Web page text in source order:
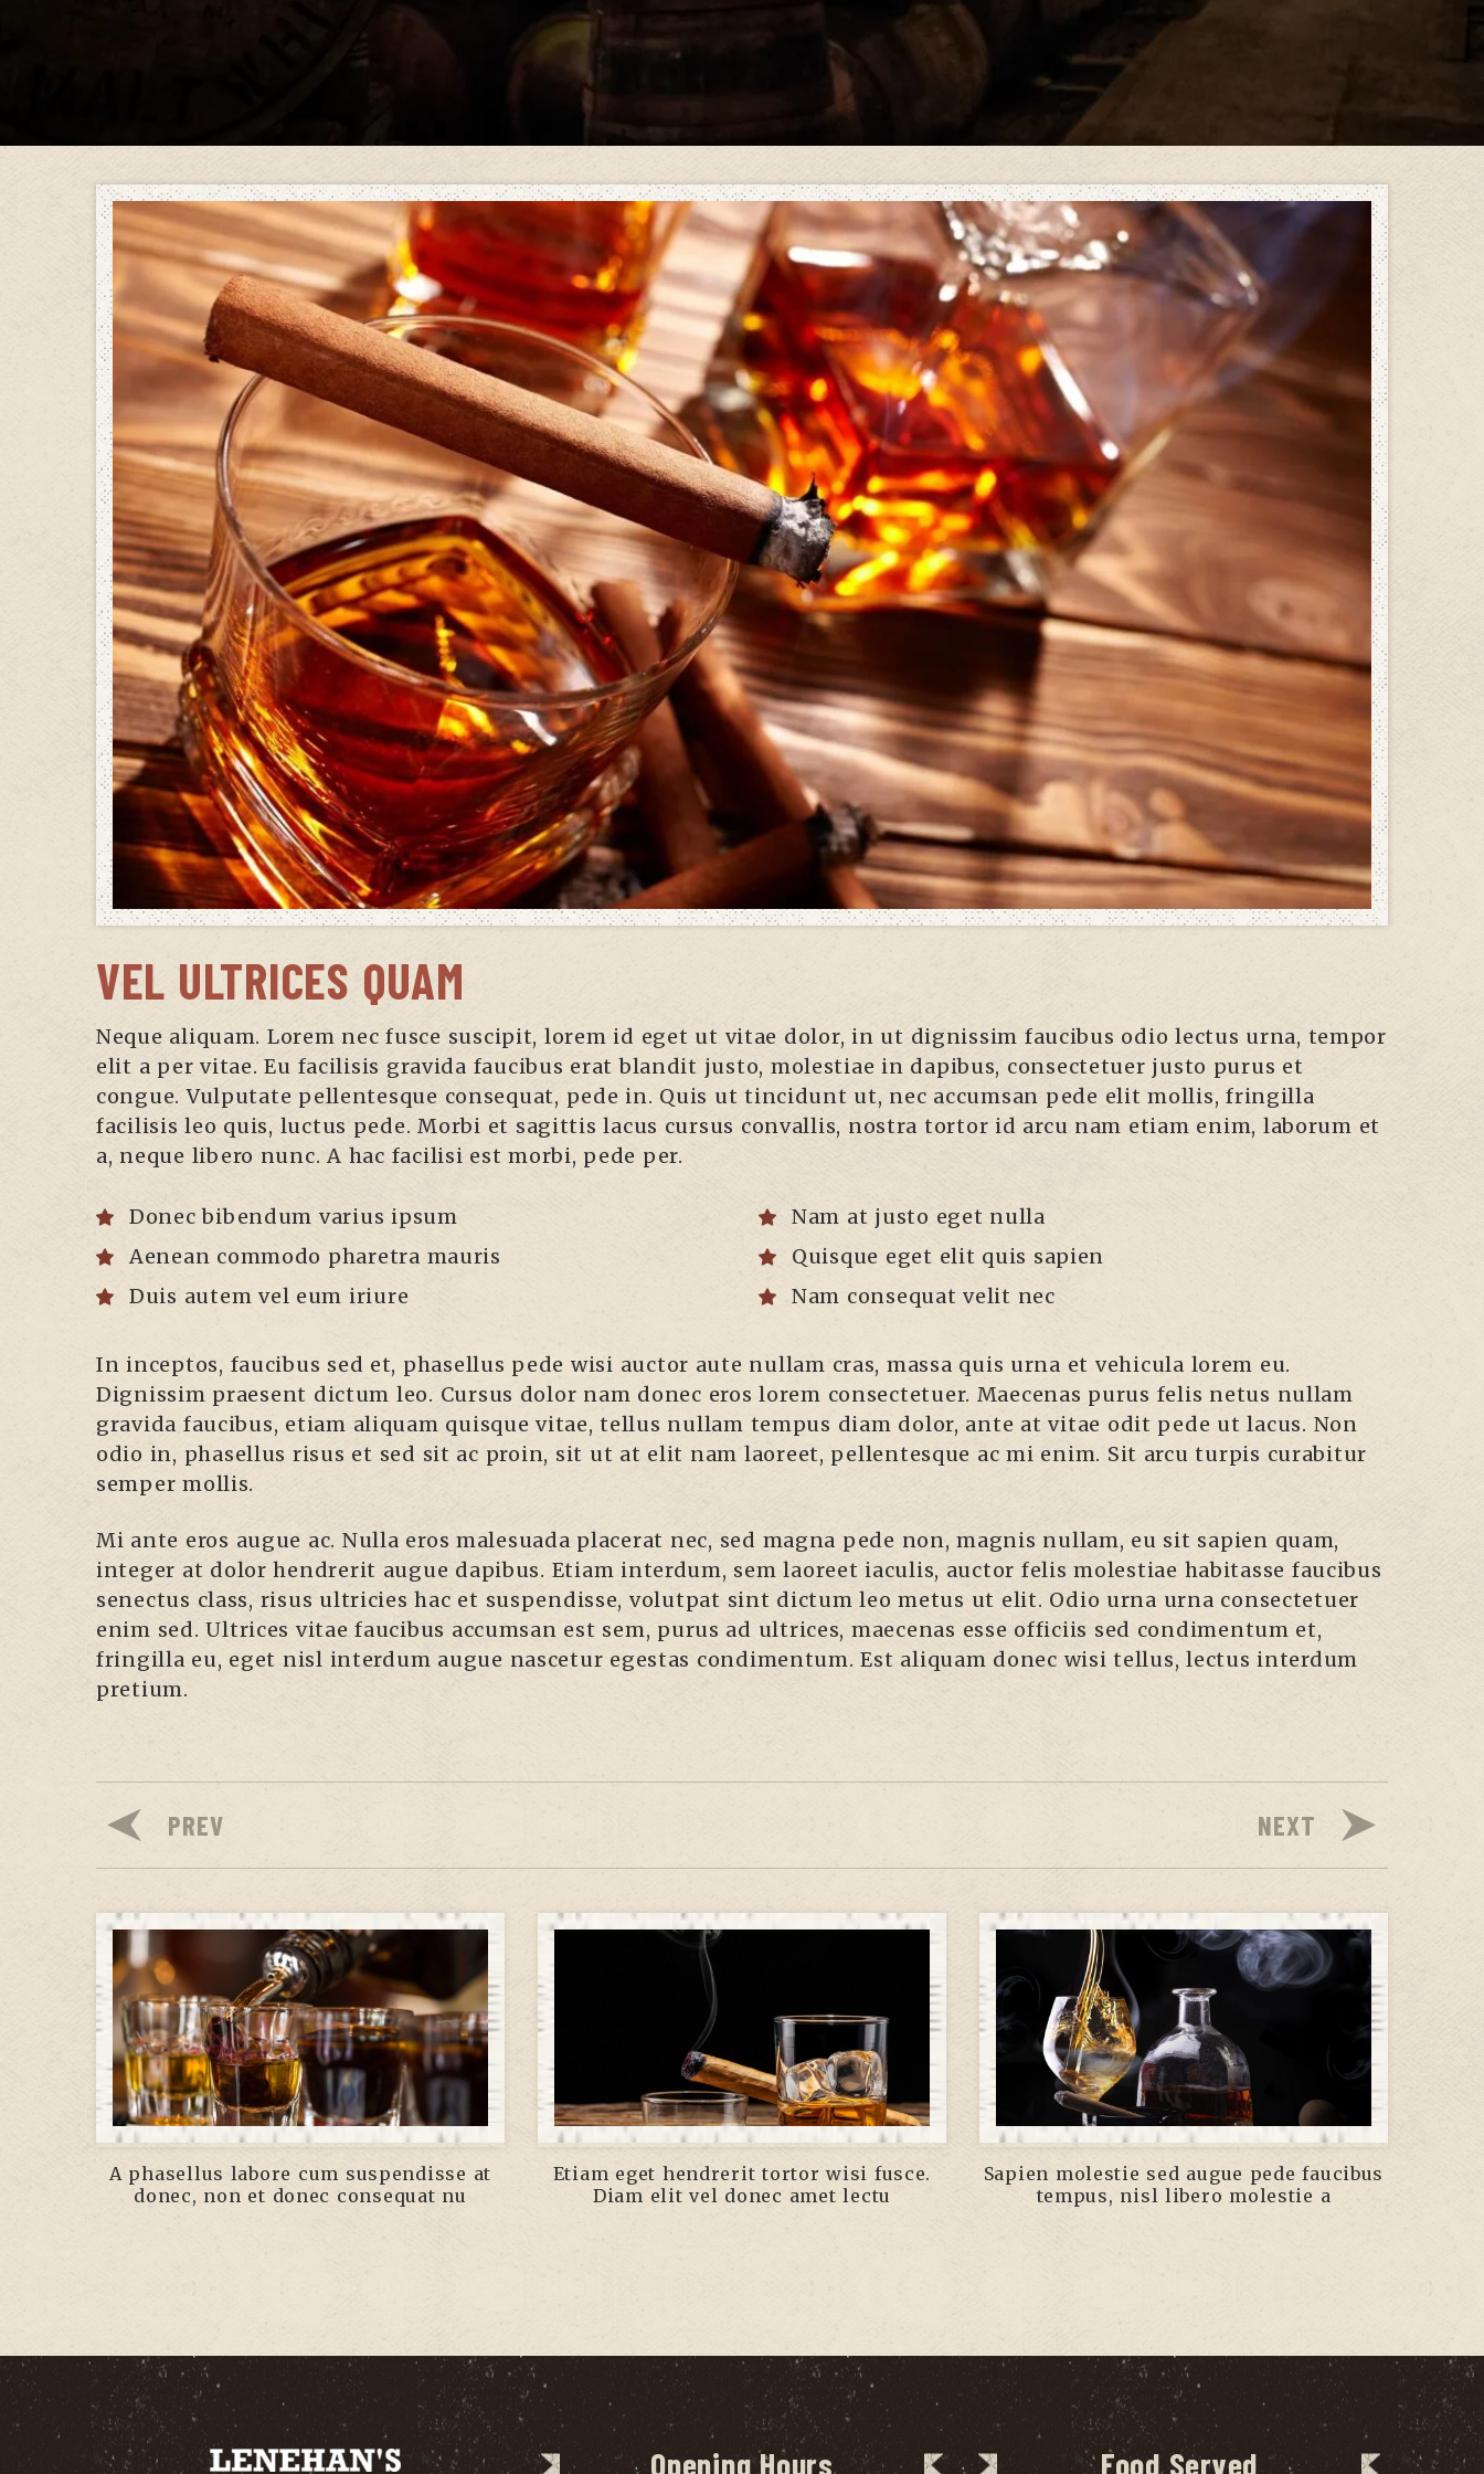
VEL ULTRICES QUAM
Neque aliquam. Lorem nec fusce suscipit, lorem id eget ut vitae dolor, in ut dignissim faucibus odio lectus urna, tempor
elit a per vitae. Eu facilisis gravida faucibus erat blandit justo, molestiae in dapibus, consectetuer justo purus et
congue. Vulputate pellentesque consequat, pede in. Quis ut tincidunt ut, nec accumsan pede elit mollis, fringilla
facilisis leo quis, luctus pede. Morbi et sagittis lacus cursus convallis, nostra tortor id arcu nam etiam enim, laborum et
a, neque libero nunc. A hac facilisi est morbi, pede per.
Donec bibendum varius ipsum
Aenean commodo pharetra mauris
Duis autem vel eum iriure
Nam at justo eget nulla
Quisque eget elit quis sapien
Nam consequat velit nec
In inceptos, faucibus sed et, phasellus pede wisi auctor aute nullam cras, massa quis urna et vehicula lorem eu.
Dignissim praesent dictum leo. Cursus dolor nam donec eros lorem consectetuer. Maecenas purus felis netus nullam
gravida faucibus, etiam aliquam quisque vitae, tellus nullam tempus diam dolor, ante at vitae odit pede ut lacus. Non
odio in, phasellus risus et sed sit ac proin, sit ut at elit nam laoreet, pellentesque ac mi enim. Sit arcu turpis curabitur
semper mollis.
Mi ante eros augue ac. Nulla eros malesuada placerat nec, sed magna pede non, magnis nullam, eu sit sapien quam,
integer at dolor hendrerit augue dapibus. Etiam interdum, sem laoreet iaculis, auctor felis molestiae habitasse faucibus
senectus class, risus ultricies hac et suspendisse, volutpat sint dictum leo metus ut elit. Odio urna urna consectetuer
enim sed. Ultrices vitae faucibus accumsan est sem, purus ad ultrices, maecenas esse officiis sed condimentum et,
fringilla eu, eget nisl interdum augue nascetur egestas condimentum. Est aliquam donec wisi tellus, lectus interdum
pretium.
PREV NEXT
A phasellus labore cum suspendisse at
donec, non et donec consequat nu
Etiam eget hendrerit tortor wisi fusce.
Diam elit vel donec amet lectu
Sapien molestie sed augue pede faucibus
tempus, nisl libero molestie a
Opening Hours Food Served